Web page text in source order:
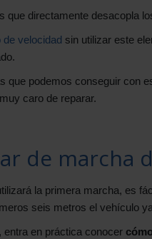
que directamente desacopla
de velocidad sin utilizar este
que podemos conseguir con
caro de reparar.
de marcha
la primera marcha, es
seis metros el vehículo
entra en práctica conocer